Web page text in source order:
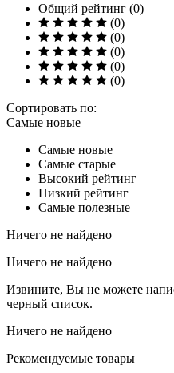
Общий рейтинг (0)
(0)
(0)
(0)
(0)
(0)
Сортировать по:
Самые новые
Самые новые
Самые старые
Высокий рейтинг
Низкий рейтинг
Самые полезные
Ничего не найдено
Ничего не найдено
Извините, Вы не можете
черный список.
Ничего не найдено
Рекомендуемые товары